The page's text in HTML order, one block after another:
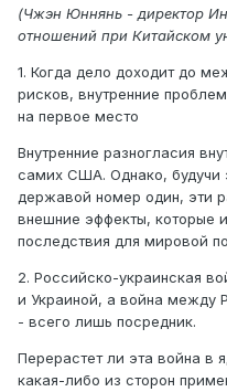
(Чжэн Юннянь - директор
отношений при Китайском
1. Когда дело доходит до
рисков, внутренние
на первое место
Внутренние разногласия
самих США. Однако, будучи
державой номер один, эти
внешние эффекты, которые
последствия для мировой
2. Российско-украинская
и Украиной, а война между
- всего лишь посредник.
Перерастет ли эта война в
какая-либо из сторон